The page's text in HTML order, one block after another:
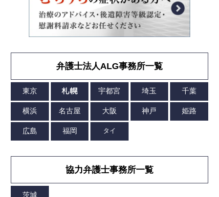
弁護士法人ALG事務所一覧
協力弁護士事務所一覧